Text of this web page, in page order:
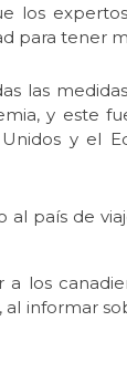
los
para tener
las
y este
y el
país de
los
informar